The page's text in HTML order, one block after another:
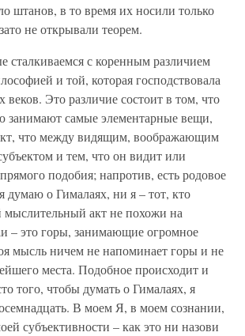
штанов, в то время их носили только
не открывали теорем.
сталкиваемся с коренным различием
и той, которая господствовала
веков. Это различие состоит в том, что
самые элементарные вещи,
что между видящим, воображающим
и тем, что он видит или
подобия; напротив, есть родовое
думаю о Гималаях, ни я – тот, кто
мыслительный акт не похожи на
– это горы, занимающие огромное
мысль ничем не напоминает горы и не
места. Подобное происходит и
того, чтобы думать о Гималаях, я
В моем Я, в моем сознании,
субъективности – как это ни назови